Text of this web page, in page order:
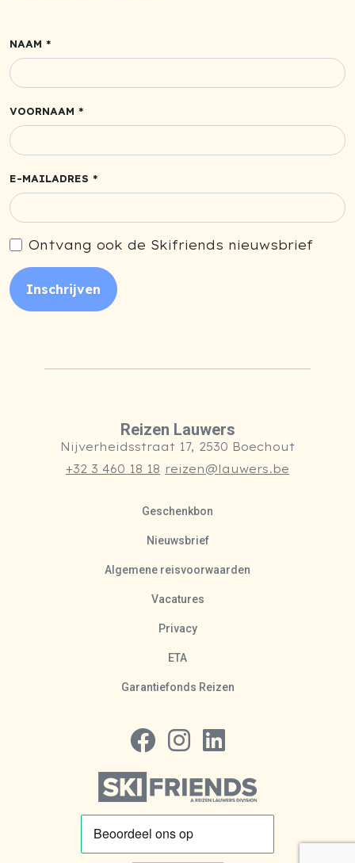
NAAM *
VOORNAAM *
E-MAILADRES *
Ontvang ook de Skifriends nieuwsbrief
Inschrijven
Reizen Lauwers
Nijverheidsstraat 17, 2530 Boechout
+32 3 460 18 18 reizen@lauwers.be
Geschenkbon
Nieuwsbrief
Algemene reisvoorwaarden
Vacatures
Privacy
ETA
Garantiefonds Reizen
Volg ons op Facebook
Volg ons op Instagram
Volg ons op LinkedIn